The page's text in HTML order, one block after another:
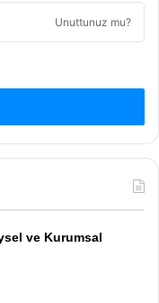
Unuttunuz mu?
ve Kurumsal